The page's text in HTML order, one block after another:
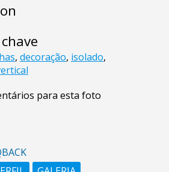
, decoração, isolado,
para esta foto